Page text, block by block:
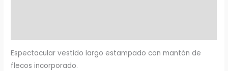
Espectacular vestido largo estampado con mantón de
flecos incorporado.